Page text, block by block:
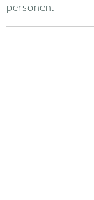
personen.